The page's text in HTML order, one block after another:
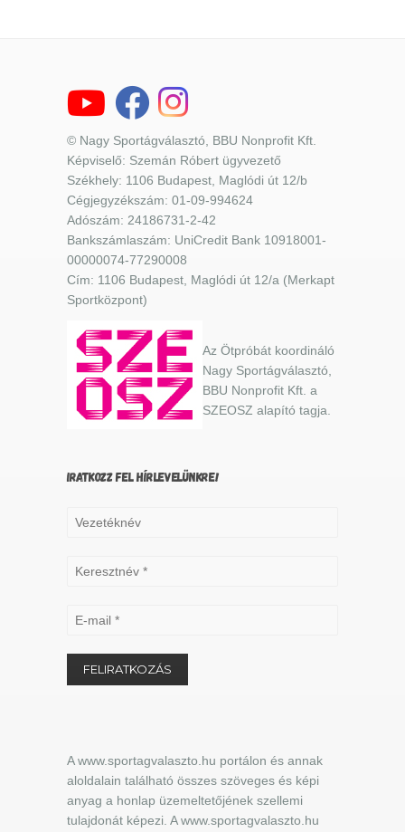
© Nagy Sportágválasztó, BBU Nonprofit Kft.
Képviselő: Szemán Róbert ügyvezető
Székhely: 1106 Budapest, Maglódi út 12/b
Cégjegyzékszám: 01-09-994624
Adószám: 24186731-2-42
Bankszámlaszám: UniCredit Bank 10918001-
00000074-77290008
Cím: 1106 Budapest, Maglódi út 12/a (Merkapt
Sportközpont)
Az Ötpróbát koordináló
Nagy Sportágválasztó,
BBU Nonprofit Kft. a
SZEOSZ alapító tagja.
IRATKOZZ FEL HÍRLEVELÜNKRE!
A www.sportagvalaszto.hu portálon és annak
aloldalain található összes szöveges és képi
anyag a honlap üzemeltetőjének szellemi
tulajdonát képezi. A www.sportagvalaszto.hu